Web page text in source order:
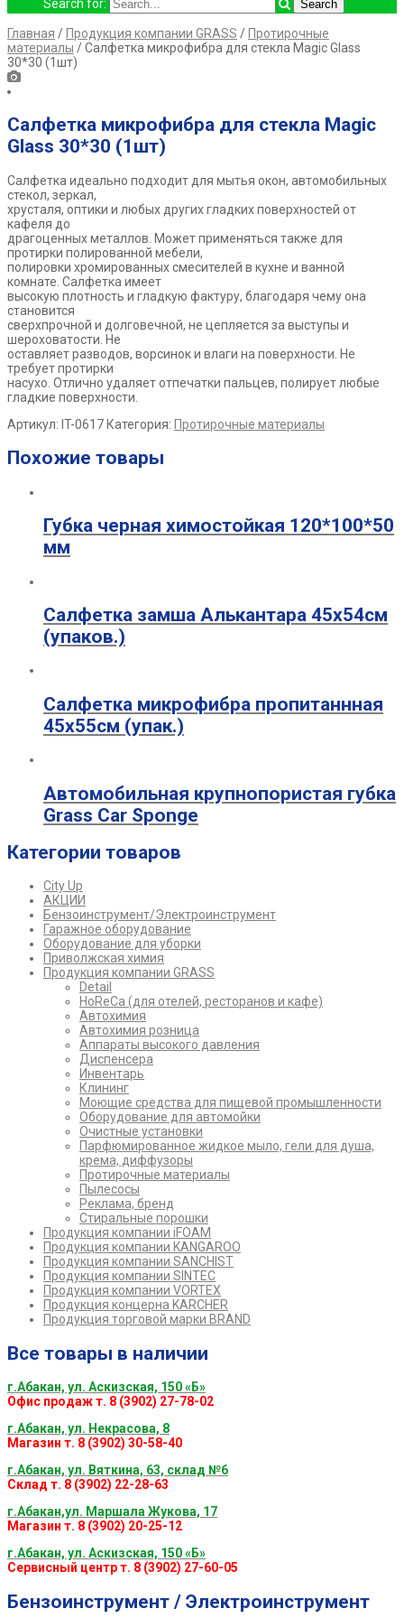
Search for:
Главная / Продукция компании GRASS / Протирочные
материалы / Салфетка микрофибра для стекла Magic Glass
30*30 (1шт)
Салфетка микрофибра для стекла Magic
Glass 30*30 (1шт)
Салфетка идеально подходит для мытья окон, автомобильных
стекол, зеркал,
хрусталя, оптики и любых других гладких поверхностей от
кафеля до
драгоценных металлов. Может применяться также для
протирки полированной мебели,
полировки хромированных смесителей в кухне и ванной
комнате. Салфетка имеет
высокую плотность и гладкую фактуру, благодаря чему она
становится
сверхпрочной и долговечной, не цепляется за выступы и
шероховатости. Не
оставляет разводов, ворсинок и влаги на поверхности. Не
требует протирки
насухо. Отлично удаляет отпечатки пальцев, полирует любые
гладкие поверхности.
Артикул: IT-0617 Категория: Протирочные материалы
Похожие товары
Губка черная химостойкая 120*100*50
мм
Салфетка замша Алькантара 45х54см
(упаков.)
Салфетка микрофибра пропитаннная
45х55см (упак.)
Автомобильная крупнопористая губка
Grass Car Sponge
Категории товаров
City Up
АКЦИИ
Бензоинструмент/Электроинструмент
Гаражное оборудование
Оборудование для уборки
Приволжская химия
Продукция компании GRASS
Detail
HoReCa (для отелей, ресторанов и кафе)
Автохимия
Автохимия розница
Аппараты высокого давления
Диспенсера
Инвентарь
Клининг
Моющие средства для пищевой промышленности
Оборудование для автомойки
Очистные установки
Парфюмированное жидкое мыло, гели для душа,
крема, диффузоры
Протирочные материалы
Пылесосы
Реклама, бренд
Стиральные порошки
Продукция компании iFOAM
Продукция компании KANGAROO
Продукция компании SANCHIST
Продукция компании SINTEC
Продукция компании VORTEX
Продукция концерна KARCHER
Продукция торговой марки BRAND
Все товары в наличии
г.Абакан, ул. Аскизская, 150 «Б»
Офис продаж т. 8 (3902) 27-78-02
г.Абакан, ул. Некрасова, 8
Магазин т. 8 (3902) 30-58-40
г.Абакан, ул. Вяткина, 63, склад №6
Склад т. 8 (3902) 22-28-63
г.Абакан,ул. Маршала Жукова, 17
Магазин т. 8 (3902) 20-25-12
г.Абакан, ул. Аскизская, 150 «Б»
Сервисный центр т. 8 (3902) 27-60-05
Бензоинструмент / Электроинструмент